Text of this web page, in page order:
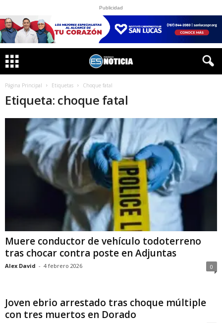
Publicidad
Página Principal Etiquetas Choque fatal
Etiqueta: choque fatal
Muere conductor de vehículo todoterreno
tras chocar contra poste en Adjuntas
Alex David - 4 febrero 2026 0
Joven ebrio arrestado tras choque múltiple
con tres muertos en Dorado